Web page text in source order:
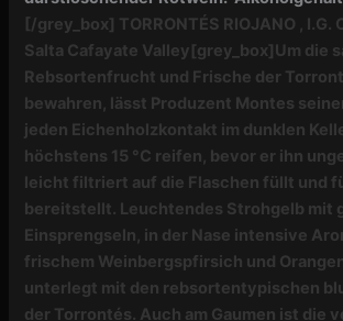
[/grey_box] TORRONTÉS RIOJANO , I.G.
Salta Cafayate Valley[grey_box]Um die
Rebsortenfrucht und Frische der
bewahren, lässt Produzent Montes
jeden Eichenholzkontakt im dunklen
höchstens 15 °C reifen, bevor er ihn
leicht filtriert auf die Flaschen füllt und
bereitstellt. Leuchtendes Strohgelb mit
Einsprengseln, in der Nase intensive
frischem Weinbergspfirsich und
unterlegt mit den rebsortentypischen
der Torrontés. Auch am Gaumen ist die